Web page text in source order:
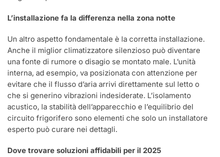
L’installazione fa la differenza nella zona notte
Un altro aspetto fondamentale è la corretta installazione.
Anche il miglior climatizzatore silenzioso può diventare
una fonte di rumore o disagio se montato male. L’unità
interna, ad esempio, va posizionata con attenzione per
evitare che il flusso d’aria arrivi direttamente sul letto o
che si generino vibrazioni indesiderate. L’isolamento
acustico, la stabilità dell’apparecchio e l’equilibrio del
circuito frigorifero sono elementi che solo un installatore
esperto può curare nei dettagli.
Dove trovare soluzioni affidabili per il 2025